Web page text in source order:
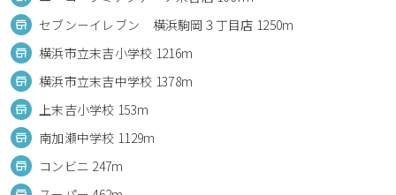
セブン－イレブン 横浜駒岡３丁目店 1250m
横浜市立末吉小学校 1216m
横浜市立末吉中学校 1378m
上末吉小学校 153m
南加瀬中学校 1129m
コンビニ 247m